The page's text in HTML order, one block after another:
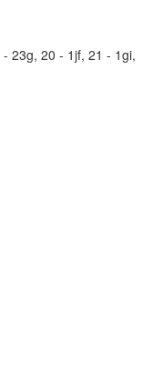
23g, 20 - 1jf, 21 - 1gi,